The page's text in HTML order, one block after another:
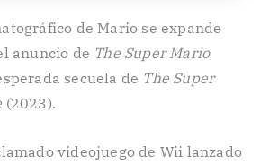
de Mario se expande
anuncio de The Super Mario
secuela de The Super
(2023).
videojuego de Wii lanzado